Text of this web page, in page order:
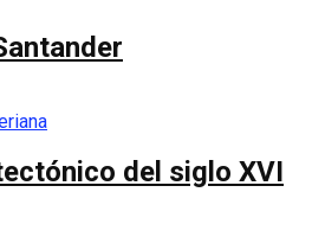
del siglo XVI